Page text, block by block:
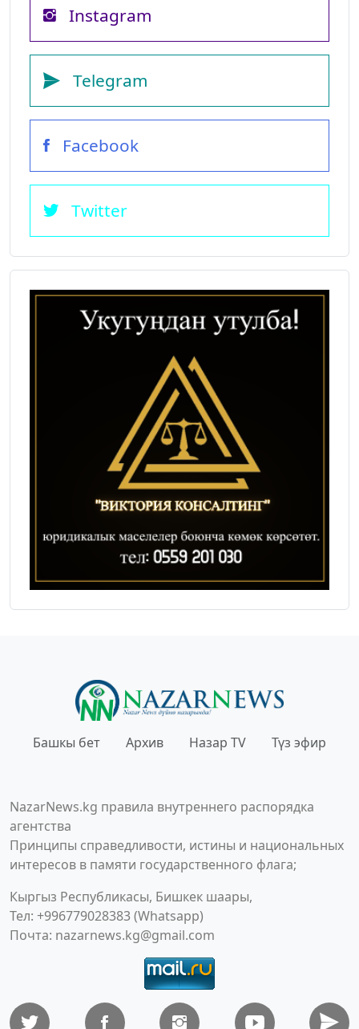
Instagram
Telegram
Facebook
Twitter
Башкы бет Архив Назар TV Түз эфир
NazarNews.kg правила внутреннего распорядка
агентства
Принципы справедливости, истины и национальных
интересов в памяти государственного флага;
Кыргыз Республикасы, Бишкек шаары,
Тел: +996779028383 (Whatsapp)
Почта: nazarnews.kg@gmail.com